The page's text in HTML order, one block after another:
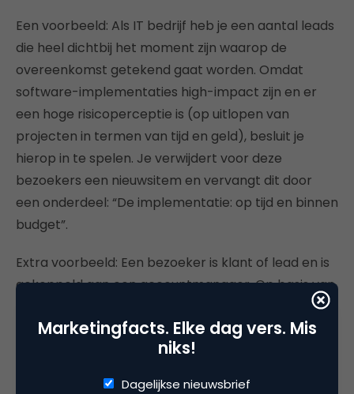
Een voorbeeld: Als IT bedrijf heb je een aantal leads
die heel dichtbij het moment zijn waarop de
overeenkomst getekend gaat worden. Omdat
software-implementaties high-impact zijn en er
een hoge risicoperceptie is (op uitlopen van
projecten in termen van tijd en geld), besluit je
hierop in te spelen. Je verwijdert voor deze
bezoekers een nieuwsitem en vervangt dit door
een onderdeel: “De implementatie: op tijd en binnen
budget”.
Extra voorbeeld: Een bezoeker is klant of lead en is
gekoppeld aan een accountmanager. Op basis van
action op je website door een persoonlijke van de
bijbehorende accountmanager.
Marketingfacts. Elke dag vers. Mis
niks!
Dagelijkse nieuwsbrief